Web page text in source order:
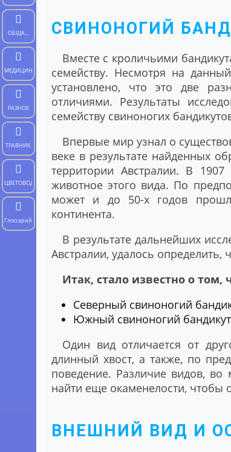
ЧЕЛОВЕКА
ОБЩАЯ
БИОЛОГИЯ
МЕДИЦИНА
РАЗНОЕ
ТРАВНИК
ЦВЕТОВОД
Глоссарий
СВИНОНОГИЙ
Вместе с кроличьими
семейству. Несмотря на
установлено, что это две
отличиями. Результаты
семейству свиноногих
Впервые мир узнал о
веке в результате найденных
территории Австралии. В
животное этого вида. По
может и до 50-х годов
континента.
В результате дальнейших
Австралии, удалось определить,
Итак, стало известно о том,
Северный свиноногий
Южный свиноногий
Один вид отличается от
длинный хвост, а также, по
поведение. Различие видов, во
найти еще окаменелости, чтобы
ВНЕШНИЙ ВИД И